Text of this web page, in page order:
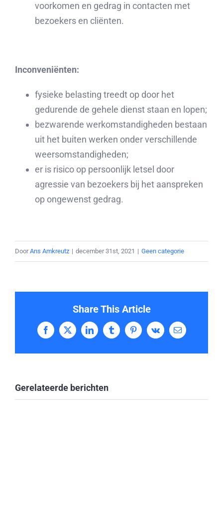
voorkomen en gedrag in contacten met
bezoekers en cliënten.
Inconveniënten:
fysieke belasting treedt op door het
gedurende de gehele dienst staan en lopen;
bezwarende werkomstandigheden bestaan
uit het buiten werken onder verschillende
weersomstandigheden;
er is risico op persoonlijk letsel door
agressie van bezoekers bij het aanspreken
op ongewenst gedrag.
DoorAns Amkreutz | december 31st, 2021 | Geen categorie
Share This Article
Facebook
X LinkedInTumblrPinterestVk
E-
mail
Gerelateerde berichten